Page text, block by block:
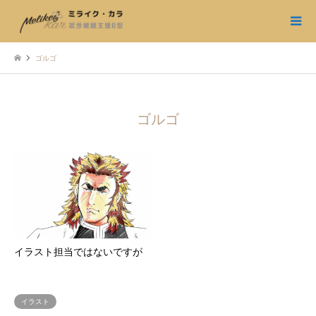
ゴルゴ
ゴルゴ
イラスト担当ではないですが
イラスト